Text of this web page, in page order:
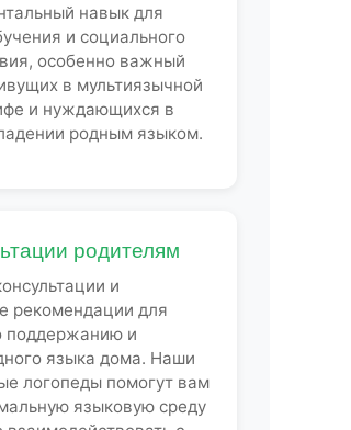
навык для
и социального
особенно важный
в мультиязычной
и нуждающихся в
родным языком.
родителям
и
рекомендации для
поддержанию и
языка дома. Наши
логопеды помогут вам
языковую среду